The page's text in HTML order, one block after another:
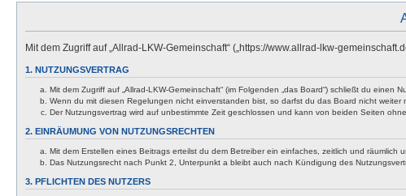
Mit dem Zugriff auf „Allrad-LKW-Gemeinschaft“ („https://www.allrad-lkw-
1. NUTZUNGSVERTRAG
Mit dem Zugriff auf „Allrad-LKW-Gemeinschaft“ (im Folgenden „das Board“) schließt du
Wenn du mit diesen Regelungen nicht einverstanden bist, so darfst du das Board nicht
Der Nutzungsvertrag wird auf unbestimmte Zeit geschlossen und kann von beiden Seiten
2. EINRÄUMUNG VON NUTZUNGSRECHTEN
Mit dem Erstellen eines Beitrags erteilst du dem Betreiber ein einfaches, zeitlich und
Das Nutzungsrecht nach Punkt 2, Unterpunkt a bleibt auch nach Kündigung des
3. PFLICHTEN DES NUTZERS